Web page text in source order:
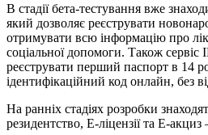
В стадії бета-тестування вже
який дозволяє реєструвати
отримувати всю інформацію про
соціальної допомоги. Також сервіс
реєструвати перший паспорт в 14
ідентифікаційний код онлайн, без
На ранніх стадіях розробки
резидентство, Е-ліцензії та Е-